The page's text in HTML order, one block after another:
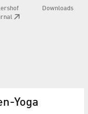
Downloads
Yoga